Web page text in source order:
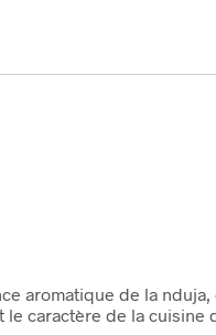
aromatique de la
caractère de la cuisine